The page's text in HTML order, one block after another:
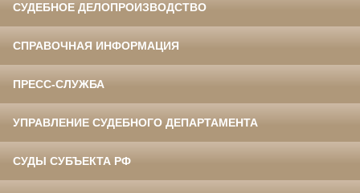
СУДЕБНОЕ ДЕЛОПРОИЗВОДСТВО
СПРАВОЧНАЯ ИНФОРМАЦИЯ
ПРЕСС-СЛУЖБА
УПРАВЛЕНИЕ СУДЕБНОГО ДЕПАРТАМЕНТА
СУДЫ СУБЪЕКТА РФ